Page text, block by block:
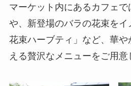
マーケット内にあるカフェ
や、新登場のバラの花束を
花束ハーブティ」など、華
える贅沢なメニューをご用意